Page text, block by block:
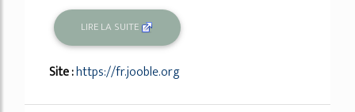
LIRE LA SUITE
Site :https://fr.jooble.org